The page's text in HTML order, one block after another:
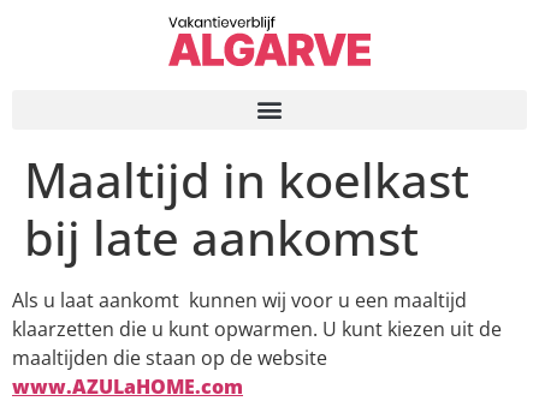
Maaltijd in koelkast
bij late aankomst
Als u laat aankomt kunnen wij voor u een maaltijd
klaarzetten die u kunt opwarmen. U kunt kiezen uit de
maaltijden die staan op de website
www.AZULaHOME.com